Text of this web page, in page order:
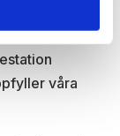
vi levererar
Genom att
våra